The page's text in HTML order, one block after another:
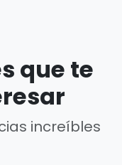
que te
increíbles